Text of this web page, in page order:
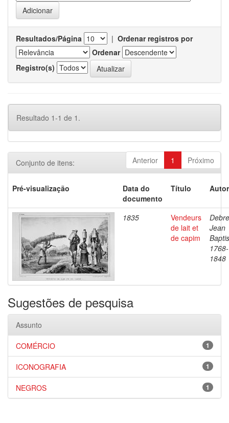
Resultados/Página | Ordenar registros por
Ordenar
Registro(s)
Resultado 1-1 de 1.
Anterior 1 Próximo
Conjunto de itens:
Pré-visualização
Data do
documento
Título
1835
Vendeurs
de lait et
de capim
Jean
1768-
1848
Sugestões de pesquisa
Assunto
1
COMÉRCIO
1
ICONOGRAFIA
1
NEGROS